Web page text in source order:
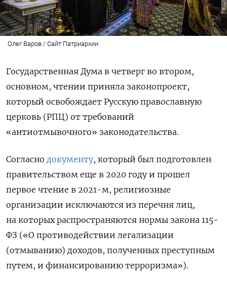
Олег Варов / Сайт Патриархии
Государственная Дума в четверг во втором,
основном, чтении приняла законопроект,
который освобождает Русскую православную
церковь (РПЦ) от требований
«антиотмывочного» законодательства.
Согласно документу, который был подготовлен
правительством еще в 2020 году и прошел
первое чтение в 2021-м, религиозные
организации исключаются из перечня лиц,
на которых распространяются нормы закона 115-
ФЗ («О противодействии легализации
(отмыванию) доходов, полученных преступным
путем, и финансированию терроризма»).